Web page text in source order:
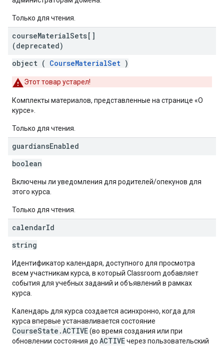
Только для чтения.
courseMaterialSets[]
(deprecated)
object ( CourseMaterialSet )
Этот товар устарел!
Комплекты материалов, представленные на странице «О
курсе».
Только для чтения.
guardiansEnabled
boolean
Включены ли уведомления для родителей/опекунов для
этого курса.
Только для чтения.
calendarId
string
Идентификатор календаря, доступного для просмотра
всем участникам курса, в который Classroom добавляет
события для учебных заданий и объявлений в рамках
курса.
Календарь для курса создается асинхронно, когда для
курса впервые устанавливается состояние
CourseState.ACTIVE(во время создания или при
обновлении состояния до ACTIVEчерез пользовательский